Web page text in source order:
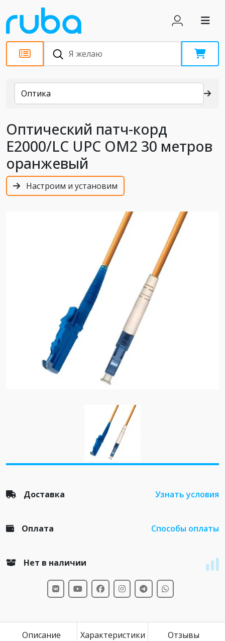
Каталог
Оптика
Оптический патч-корд
E2000/LC UPC OM2 30 метров
оранжевый
Настроим и установим
Доставка Узнать условия
Оплата Способы оплаты
Нет в наличии
Описание Характеристики Отзывы